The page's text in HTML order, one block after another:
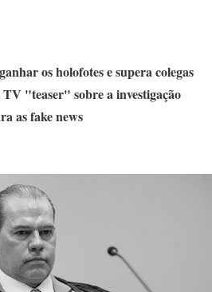
os holofotes e supera colegas
"teaser" sobre a investigação
as fake news